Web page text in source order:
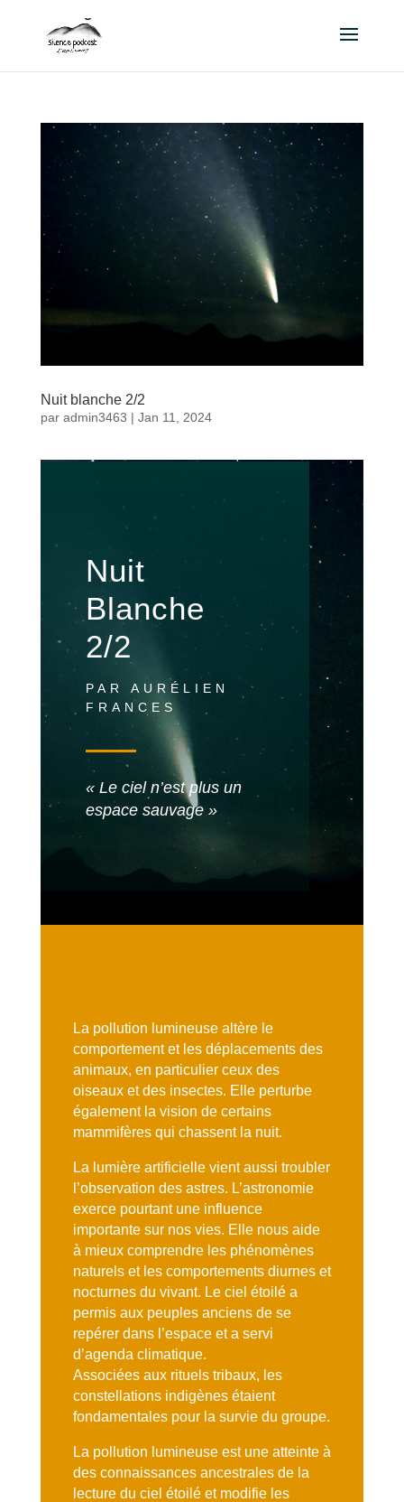
Nuit blanche 2/2
par admin3463 | Jan 11, 2024
Nuit
Blanche
2/2
PAR AURÉLIEN
FRANCES
« Le ciel n’est plus un
espace sauvage»
La pollution lumineuse altère le
comportement et les déplacements des
animaux, en particulier ceux des
oiseaux et des insectes. Elle perturbe
également la vision de certains
mammifères qui chassent la nuit.
La lumière artificielle vient aussi troubler
l’observation des astres. L’astronomie
exerce pourtant une influence
importante sur nos vies. Elle nous aide
à mieux comprendre les phénomènes
naturels et les comportements diurnes et
nocturnes du vivant. Le ciel étoilé a
permis aux peuples anciens de se
repérer dans l’espace et a servi
d’agenda climatique.
Associées aux rituels tribaux, les
constellations indigènes étaient
fondamentales pour la survie du groupe.
La pollution lumineuse est une atteinte à
des connaissances ancestrales de la
lecture du ciel étoilé et modifie les